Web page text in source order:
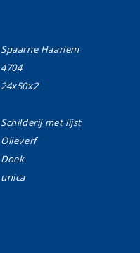
Spaarne Haarlem
4704
24x50x2
Schilderij met lijst
Olieverf
Doek
unica